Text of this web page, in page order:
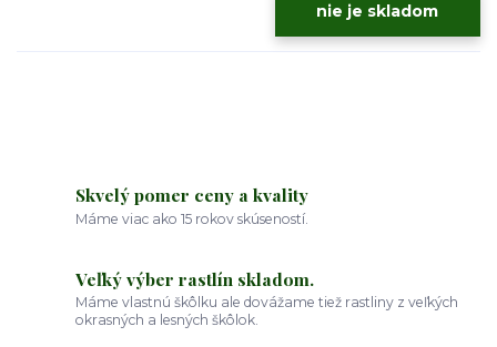
nie je skladom
Skvelý pomer ceny a kvality
Máme viac ako 15 rokov skúseností.
Veľký výber rastlín skladom.
Máme vlastnú škôlku ale dovážame tiež rastliny z veľkých
okrasných a lesných škôlok.